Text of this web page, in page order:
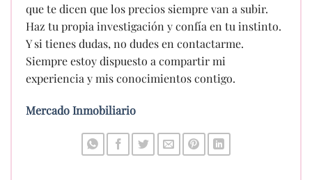
que te dicen que los precios siempre van a subir.
Haz tu propia investigación y confía en tu instinto.
Y si tienes dudas, no dudes en contactarme.
Siempre estoy dispuesto a compartir mi
experiencia y mis conocimientos contigo.
Mercado Inmobiliario